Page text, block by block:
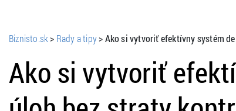
Biznisto.sk> Rady a tipy>Ako si vytvoriť efektívny systém
Ako si vytvoriť